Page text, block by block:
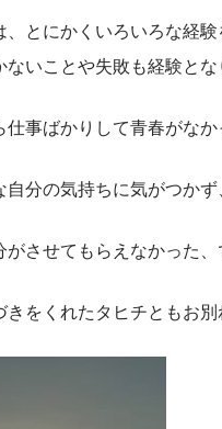
、とにかくいろいろな経験
ないことや失敗も経験とな
仕事ばかりして青春がな
自分の気持ちに気がつか
がさせてもらえなかった
きをくれたタヒチともお